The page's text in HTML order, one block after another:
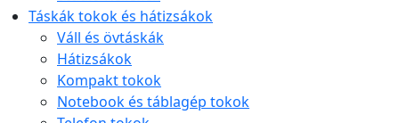
Táskák tokok és hátizsákok
Váll és övtáskák
Hátizsákok
Kompakt tokok
Notebook és táblagép tokok